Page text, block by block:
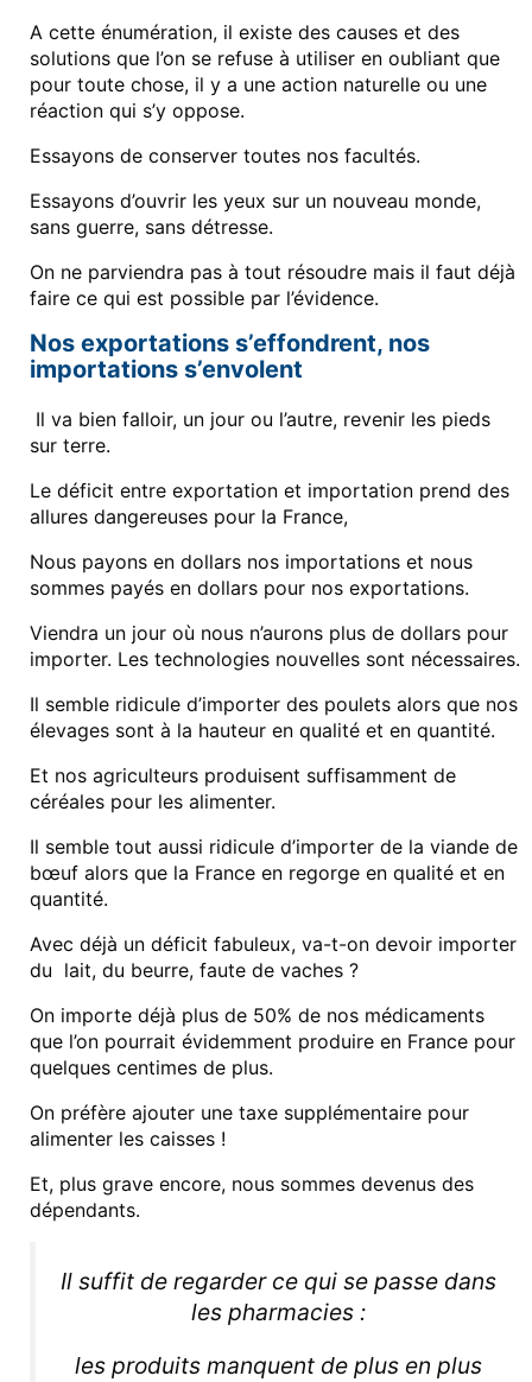
A cette énumération, il existe des causes et des
solutions que l’on se refuse à utiliser en oubliant que
pour toute chose, il y a une action naturelle ou une
réaction qui s’y oppose.
Essayons de conserver toutes nos facultés.
Essayons d’ouvrir les yeux sur un nouveau monde,
sans guerre, sans détresse.
On ne parviendra pas à tout résoudre mais il faut déjà
faire ce qui est possible par l’évidence.
Nos exportations s’effondrent, nos
importations s’envolent
Il va bien falloir, un jour ou l’autre, revenir les pieds
sur terre.
Le déficit entre exportation et importation prend des
allures dangereuses pour la France,
Nous payons en dollars nos importations et nous
sommes payés en dollars pour nos exportations.
Viendra un jour où nous n’aurons plus de dollars pour
importer. Les technologies nouvelles sont nécessaires.
Il semble ridicule d’importer des poulets alors que nos
élevages sont à la hauteur en qualité et en quantité.
Et nos agriculteurs produisent suffisamment de
céréales pour les alimenter.
Il semble tout aussi ridicule d’importer de la viande de
bœuf alors que la France en regorge en qualité et en
quantité.
Avec déjà un déficit fabuleux, va-t-on devoir importer
du lait, du beurre, faute de vaches ?
On importe déjà plus de 50% de nos médicaments
que l’on pourrait évidemment produire en France pour
quelques centimes de plus.
On préfère ajouter une taxe supplémentaire pour
alimenter les caisses !
Et, plus grave encore, nous sommes devenus des
dépendants.
Il suffit de regarder ce qui se passe dans
les pharmacies :
les produits manquent de plus en plus